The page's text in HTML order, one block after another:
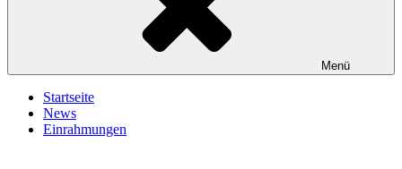
Menü
Startseite
News
Einrahmungen